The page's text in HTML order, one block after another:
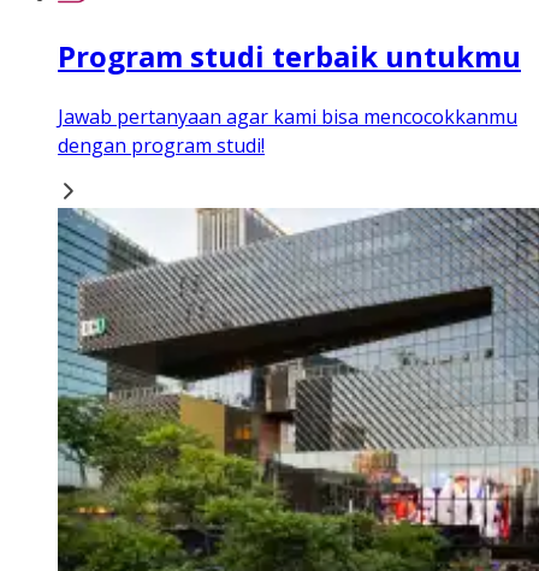
Program studi terbaik untukmu
Jawab pertanyaan agar kami bisa mencocokkanmu
dengan program studi!